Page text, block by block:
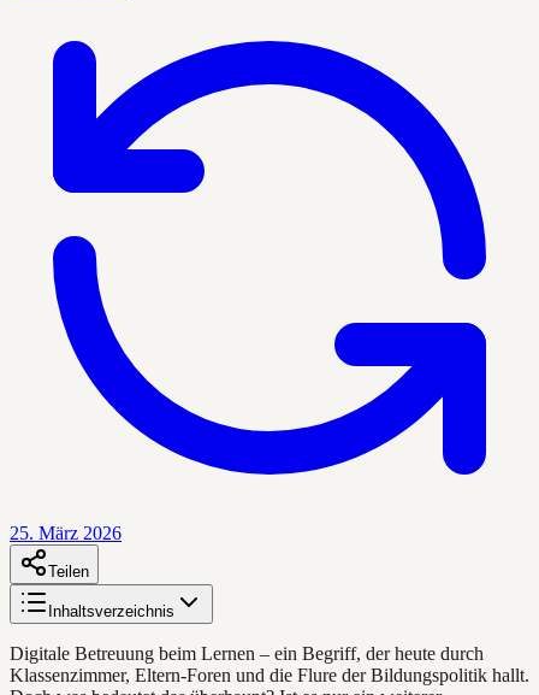
25. März 2026
Teilen
Inhaltsverzeichnis
Digitale Betreuung beim Lernen – ein Begriff, der heute durch
Klassenzimmer, Eltern-Foren und die Flure der Bildungspolitik hallt.